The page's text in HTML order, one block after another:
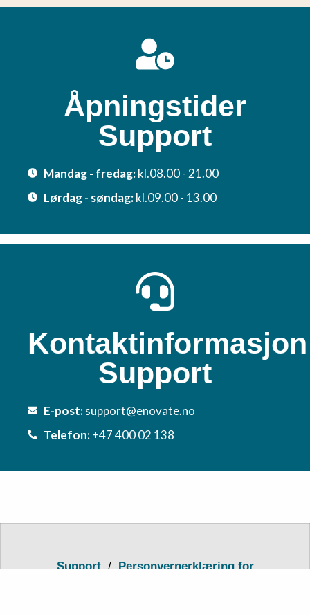
Åpningstider
Support
Mandag - fredag:kl.08.00 - 21.00
Lørdag - søndag:kl.09.00 - 13.00
Kontaktinformasjon
Support
E-post:support@enovate.no
Telefon:+47 400 02 138
Support/Personvernerklæring for